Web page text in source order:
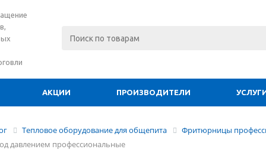
АКЦИИ ПРОИЗВОДИТЕЛИ
Тепловое оборудование для общепита
Фритюрницы
давлением профессиональные